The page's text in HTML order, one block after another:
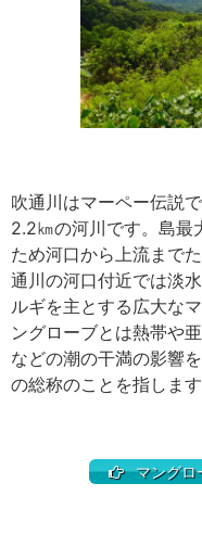
吹通川はマーペー伝説
2.2㎞の河川です。島最
ため河口から上流まで
通川の河口付近では淡
ルギを主とする広大な
ングローブとは熱帯や
などの潮の干満の影響
の総称のことを指します
マングロ